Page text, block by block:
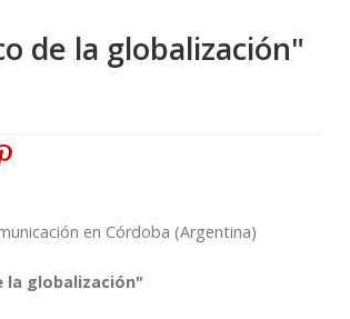
de la globalización"
en Córdoba (Argentina)
la globalización"